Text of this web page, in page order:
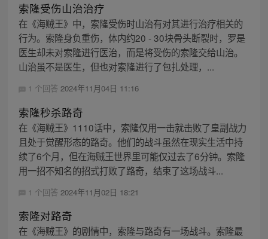
索隆受伤山治治疗
在《海贼王》中，索隆受伤时山治有对其进行治疗相关的
行为。索隆身负重伤，体内约20 - 30块骨头断裂时，罗是
医生却未对索隆进行医治，而是将受伤的索隆交给山治。
山治虽不是医生，但也对索隆进行了包扎处理，...
1 个回答 2024年11月04日 11:16
索隆秒杀路奇
在《海贼王》1110话中，索隆仅用一击就击败了皇副战力
且处于觉醒形态的路奇。他们的战斗虽然在现实生活中持
续了6个月，但在海贼王世界里可能仅过去了6分钟。索隆
用一招不知名的招式打败了路奇，结束了这场战斗...
1 个回答 2024年11月02日 18:21
索隆对路奇
在《海贼王》的剧情中，索隆与路奇有一场战斗。索隆最